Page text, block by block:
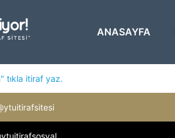
ANASAYFA
tıkla itiraf yaz.